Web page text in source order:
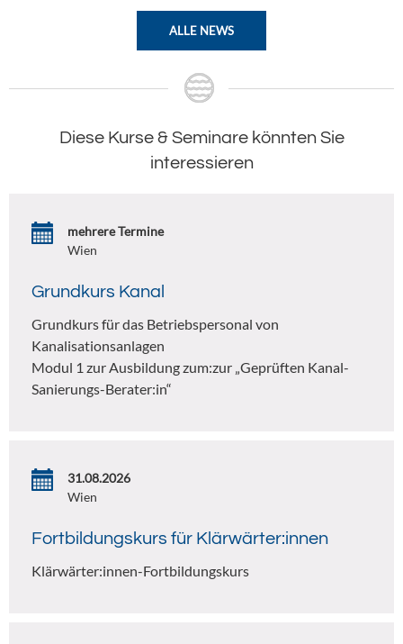
ALLE NEWS
Diese Kurse & Seminare könnten Sie
interessieren
mehrere Termine
Wien
Grundkurs Kanal
Grundkurs für das Betriebspersonal von
Kanalisationsanlagen
Modul 1 zur Ausbildung zum:zur „Geprüften Kanal-
Sanierungs-Berater:in“
31.08.2026
Wien
Fortbildungskurs für Klärwärter:innen
Klärwärter:innen-Fortbildungskurs